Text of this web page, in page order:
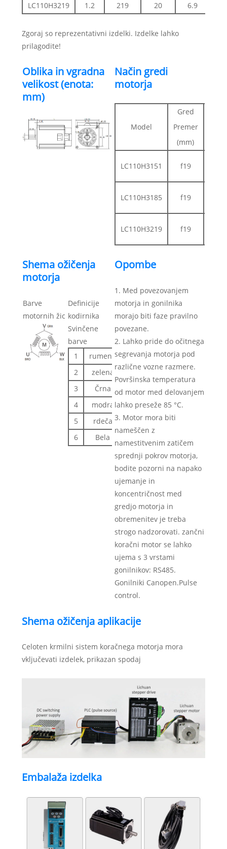
LC110H3219
1.2 219 20 6.9
Zgoraj so reprezentativni izdelki. Izdelke lahko
prilagodite!
Oblika in vgradna
velikost (enota:
mm)
Način gredi
motorja
Model
Gred
Premer
(mm)
LC110H3151 f19
LC110H3185 f19
LC110H3219 f19
Shema ožičenja
motorja
Barve
motornih žic
Definicije
kodirnika
Svinčene
barve
1
rumena
EB+
2
zelena
EB-
3
Črna
EA+
4
modra
EA-
5
rdeča
+5VCC
6
Bela
Opombe
1. Med povezovanjem
motorja in gonilnika
morajo biti faze pravilno
povezane.
2. Lahko pride do očitnega
segrevanja motorja pod
različne vozne razmere.
Površinska temperatura
od motor med delovanjem
lahko preseže 85 °C.
3. Motor mora biti
nameščen z
namestitvenim zatičem
sprednji pokrov motorja,
bodite pozorni na napako
ujemanje in
koncentričnost med
gredjo motorja in
obremenitev je treba
strogo nadzorovati. zančni
koračni motor se lahko
ujema s 3 vrstami
gonilnikov: RS485.
Gonilniki Canopen.Pulse
control.
Shema ožičenja aplikacije
Celoten krmilni sistem koračnega motorja mora
vključevati izdelek, prikazan spodaj
Embalaža izdelka